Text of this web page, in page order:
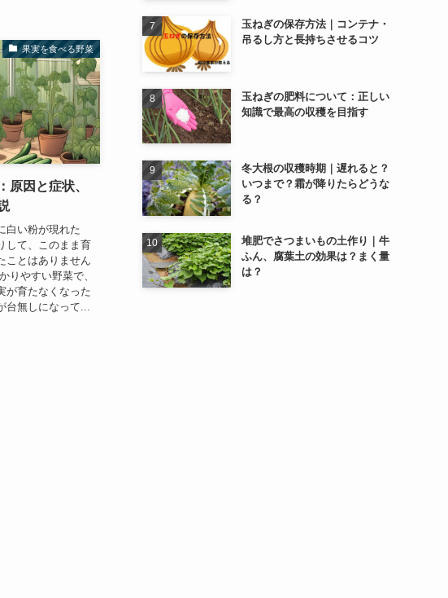
果実を食べる野菜
原因と症状、
白い粉が現れた
して、このまま育
ことはありません
りやすい野菜で、
が育たなくなった
台無しになって...
玉ねぎの保存方法｜コンテナ・
吊るし方と長持ちさせるコツ
玉ねぎの肥料について：正しい
知識で最高の収穫を目指す
冬大根の収穫時期｜遅れると？
いつまで？霜が降りたらどうな
る？
堆肥でさつまいもの土作り｜牛
ふん、腐葉土の効果は？まく量
は？